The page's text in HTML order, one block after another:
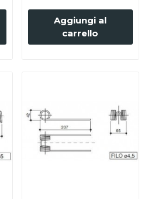
Aggiungi al
carrello